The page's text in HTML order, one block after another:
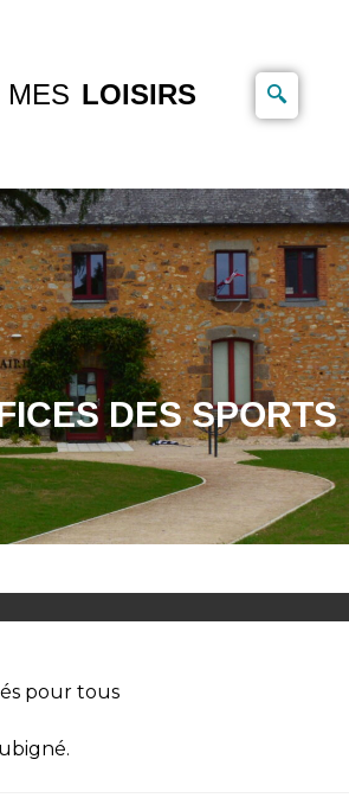
MES LOISIRS
DES SPORTS
pour tous
.